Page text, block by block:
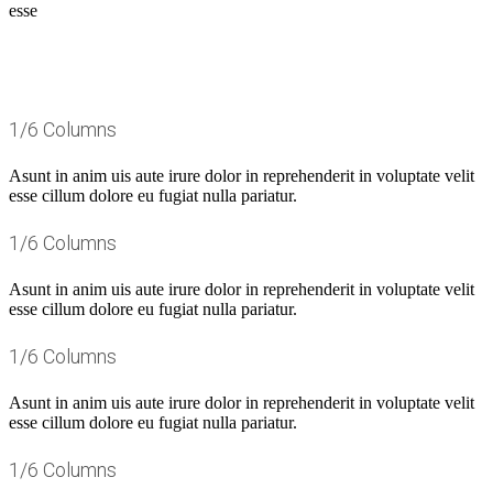
esse
1/6 Columns
Asunt in anim uis aute irure dolor in reprehenderit in voluptate velit
esse cillum dolore eu fugiat nulla pariatur.
1/6 Columns
Asunt in anim uis aute irure dolor in reprehenderit in voluptate velit
esse cillum dolore eu fugiat nulla pariatur.
1/6 Columns
Asunt in anim uis aute irure dolor in reprehenderit in voluptate velit
esse cillum dolore eu fugiat nulla pariatur.
1/6 Columns